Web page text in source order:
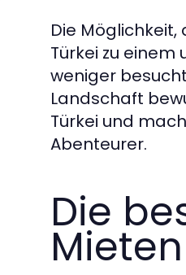
Die
Türkei zu
weniger
Landschaft
Türkei und
Abenteurer.
Die